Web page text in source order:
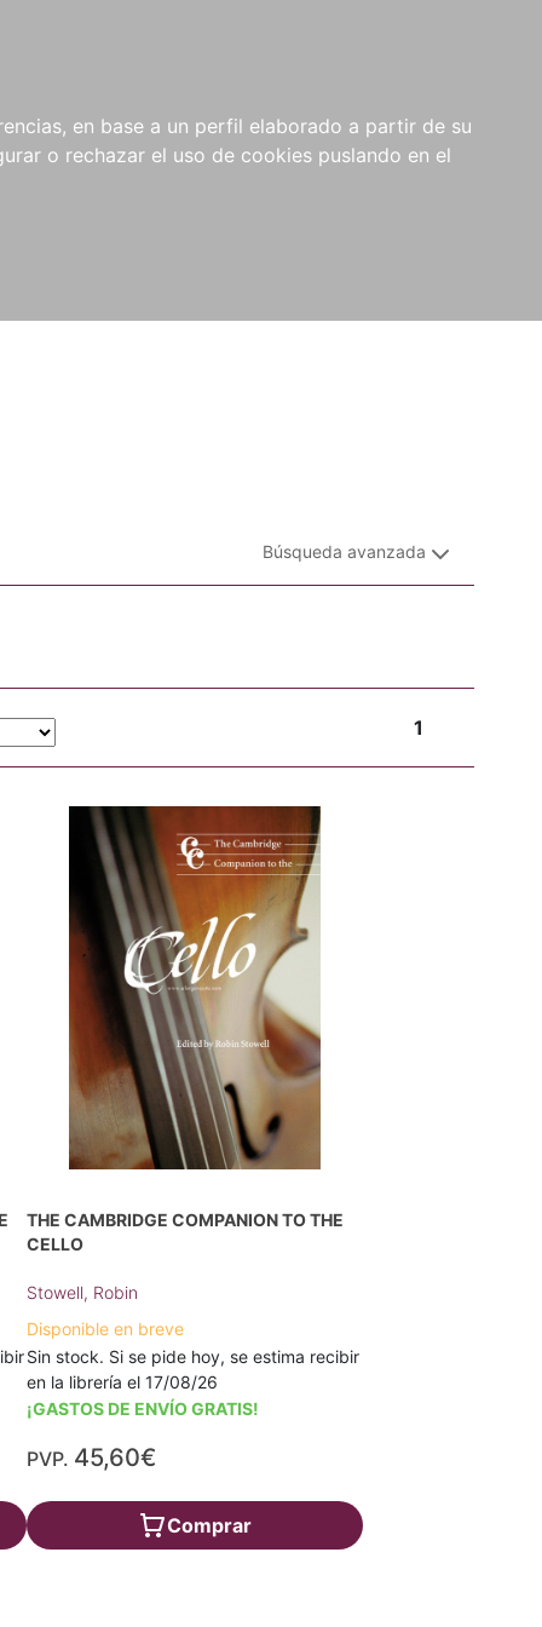
en base a un perfil elaborado a partir de su
o rechazar el uso de cookies puslando en el
NOVEDADES NOTICIAS
COMPRAS
INSTITUCIONALES
Búsqueda avanzada
1
THE CAMBRIDGE COMPANION TO THE
CELLO
Stowell, Robin
Disponible en breve
Sin stock. Si se pide hoy, se estima recibir
en la librería el 17/08/26
¡GASTOS DE ENVÍO GRATIS!
PVP. 45,60€
Comprar